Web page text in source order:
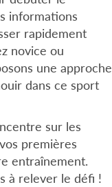
informations
rapidement
novice ou
une approche
dans ce sport
sur les
premières
entraînement.
à relever le défi !